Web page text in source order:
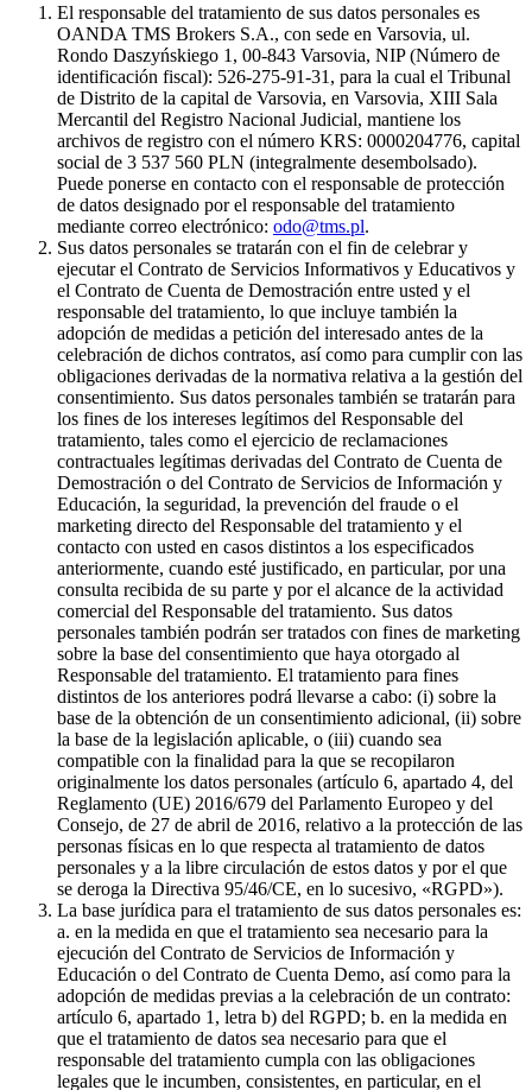
El responsable del tratamiento de sus datos personales es
OANDA TMS Brokers S.A., con sede en Varsovia, ul.
Rondo Daszyńskiego 1, 00-843 Varsovia, NIP (Número de
identificación fiscal): 526-275-91-31, para la cual el Tribunal
de Distrito de la capital de Varsovia, en Varsovia, XIII Sala
Mercantil del Registro Nacional Judicial, mantiene los
archivos de registro con el número KRS: 0000204776, capital
social de 3 537 560 PLN (integralmente desembolsado).
Puede ponerse en contacto con el responsable de protección
de datos designado por el responsable del tratamiento
mediante correo electrónico: odo@tms.pl.
Sus datos personales se tratarán con el fin de celebrar y
ejecutar el Contrato de Servicios Informativos y Educativos y
el Contrato de Cuenta de Demostración entre usted y el
responsable del tratamiento, lo que incluye también la
adopción de medidas a petición del interesado antes de la
celebración de dichos contratos, así como para cumplir con las
obligaciones derivadas de la normativa relativa a la gestión del
consentimiento. Sus datos personales también se tratarán para
los fines de los intereses legítimos del Responsable del
tratamiento, tales como el ejercicio de reclamaciones
contractuales legítimas derivadas del Contrato de Cuenta de
Demostración o del Contrato de Servicios de Información y
Educación, la seguridad, la prevención del fraude o el
marketing directo del Responsable del tratamiento y el
contacto con usted en casos distintos a los especificados
anteriormente, cuando esté justificado, en particular, por una
consulta recibida de su parte y por el alcance de la actividad
comercial del Responsable del tratamiento. Sus datos
personales también podrán ser tratados con fines de marketing
sobre la base del consentimiento que haya otorgado al
Responsable del tratamiento. El tratamiento para fines
distintos de los anteriores podrá llevarse a cabo: (i) sobre la
base de la obtención de un consentimiento adicional, (ii) sobre
la base de la legislación aplicable, o (iii) cuando sea
compatible con la finalidad para la que se recopilaron
originalmente los datos personales (artículo 6, apartado 4, del
Reglamento (UE) 2016/679 del Parlamento Europeo y del
Consejo, de 27 de abril de 2016, relativo a la protección de las
personas físicas en lo que respecta al tratamiento de datos
personales y a la libre circulación de estos datos y por el que
se deroga la Directiva 95/46/CE, en lo sucesivo, «RGPD»).
La base jurídica para el tratamiento de sus datos personales es:
a. en la medida en que el tratamiento sea necesario para la
ejecución del Contrato de Servicios de Información y
Educación o del Contrato de Cuenta Demo, así como para la
adopción de medidas previas a la celebración de un contrato:
artículo 6, apartado 1, letra b) del RGPD; b. en la medida en
que el tratamiento de datos sea necesario para que el
responsable del tratamiento cumpla con las obligaciones
legales que le incumben, consistentes, en particular, en el